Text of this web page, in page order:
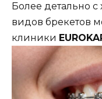
Более детально
видов брекетов
клиники